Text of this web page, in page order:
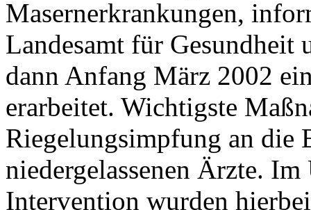
Masernerkrankungen,
Landesamt für Gesundheit
dann Anfang März 2002
erarbeitet. Wichtigste
Riegelungsimpfung an die
niedergelassenen Ärzte.
Intervention wurden